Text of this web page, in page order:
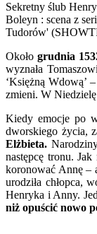
Sekretny ślub
Boleyn : scena z
Tudorów'
Okołogrudnia
wyznała
‘Księżną Wdową’
zmieni. W
Kiedy emocje po
dworskiego życia,
Elżbieta.
następcę tronu.
koronować Annę –
urodziła chłopca,
Henryka i Anny.
niż opuścić nowo